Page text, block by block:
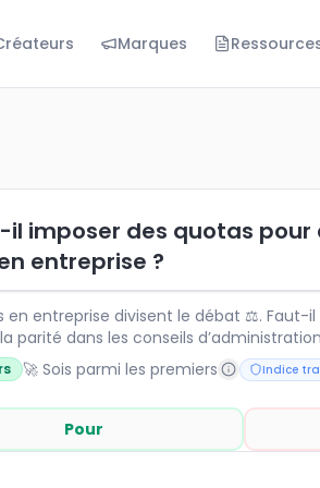
Marques
des quotas pour accélérer la
entreprise divisent le débat ⚖.
il imposer des quotas pour
entreprise ?
divisent le débat ⚖. Faut-il imposer des règles strictes pour
parité dans les conseils
une nécessité pour corriger des
féminin, diversité, performance collective 📈…
elle un moteur durable de
🚀 Sois parmi les premiers Indice
Pour